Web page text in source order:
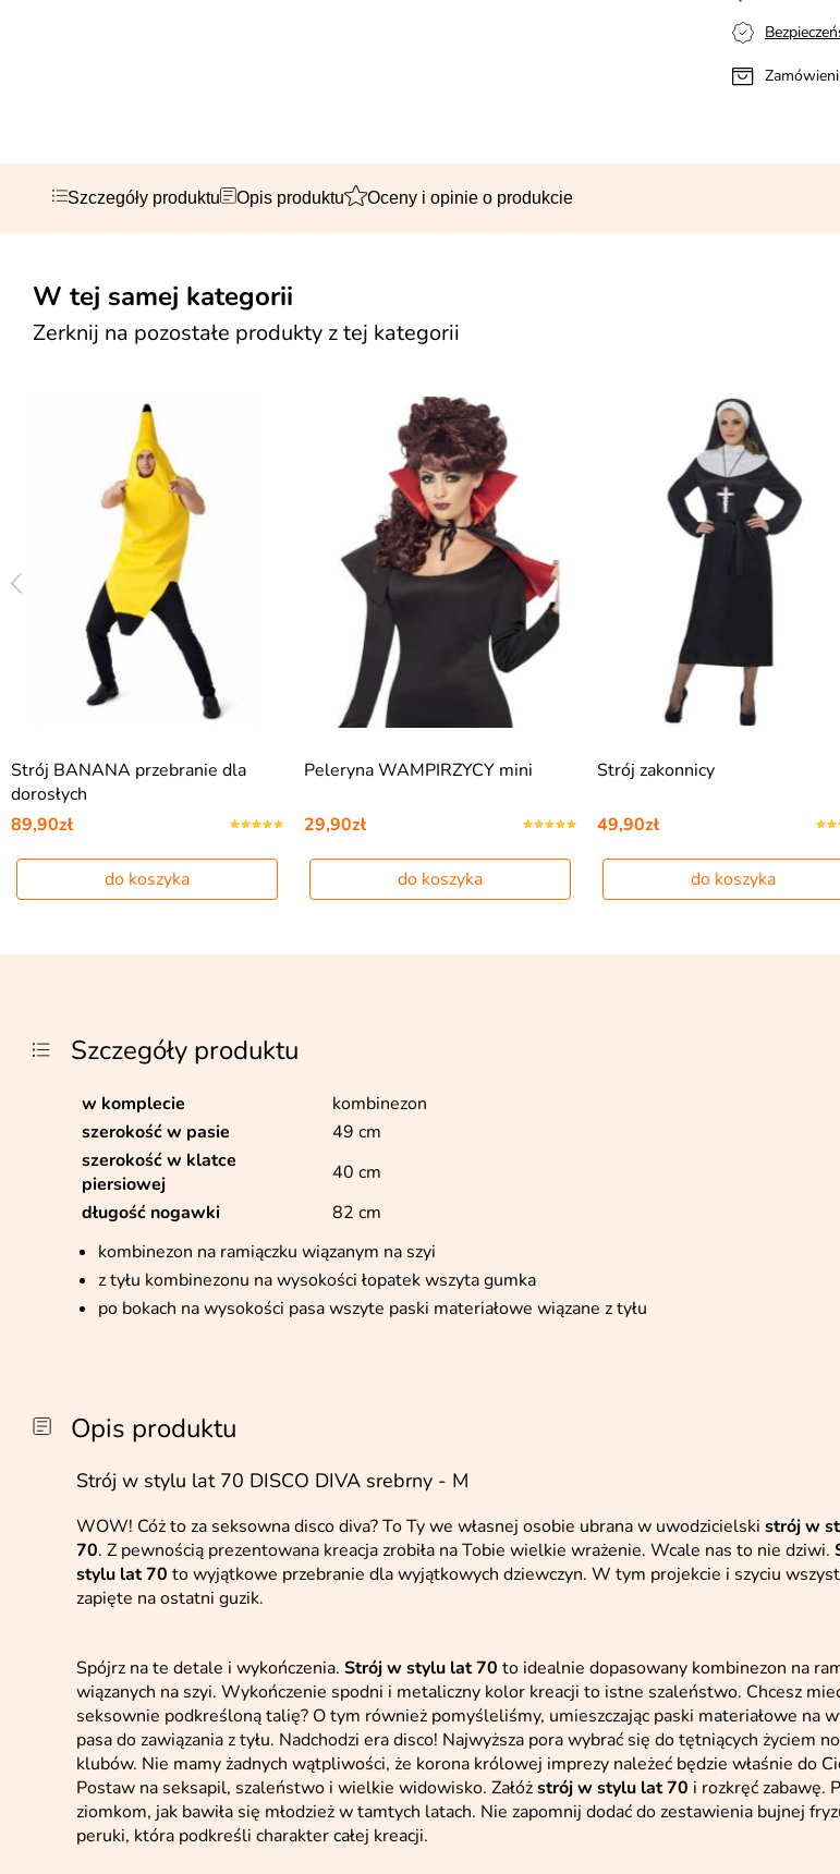
Szczegóły produktu Opis produktu Oceny i opinie o produkcie
W tej samej kategorii
Zerknij na pozostałe produkty z tej kategorii
Strój BANANA przebranie dla
dorosłych
89,90zł
do koszyka
Peleryna WAMPIRZYCY mini
29,90zł
do koszyka
Strój zakonnicy
49,90zł
do koszyka
Szczegóły produktu
w komplecie
kombinezon
szerokość w pasie
49 cm
szerokość w klatce
piersiowej
40 cm
długość nogawki
82 cm
kombinezon na ramiączku wiązanym na szyi
z tyłu kombinezonu na wysokości łopatek wszyta gumka
po bokach na wysokości pasa wszyte paski materiałowe wiązane z tyłu
Opis produktu
Strój w stylu lat 70 DISCO DIVA srebrny - M
WOW! Cóż to za seksowna disco diva? To Ty we własnej osobie ubrana w uwodzicielski strój w
70. Z pewnością prezentowana kreacja zrobiła na Tobie wielkie wrażenie. Wcale nas to nie dziwi.
stylu lat 70 to wyjątkowe przebranie dla wyjątkowych dziewczyn. W tym projekcie i szyciu
zapięte na ostatni guzik.
Spójrz na te detale i wykończenia. Strój w stylu lat 70 to idealnie dopasowany kombinezon na
wiązanych na szyi. Wykończenie spodni i metaliczny kolor kreacji to istne szaleństwo. Chcesz
seksownie podkreśloną talię? O tym również pomyśleliśmy, umieszczając paski materiałowe na
pasa do zawiązania z tyłu. Nadchodzi era disco! Najwyższa pora wybrać się do tętniących życiem
klubów. Nie mamy żadnych wątpliwości, że korona królowej imprezy należeć będzie właśnie do
Postaw na seksapil, szaleństwo i wielkie widowisko. Załóżstrój w stylu lat 70 i rozkręć zabawę.
ziomkom, jak bawiła się młodzież w tamtych latach. Nie zapomnij dodać do zestawienia bujnej
peruki, która podkreśli charakter całej kreacji.